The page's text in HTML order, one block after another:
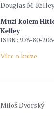
Douglas M. Kelley
Muži kolem
Kelley
ISBN: 978-80-
Více o knize
Miloš Dvorský